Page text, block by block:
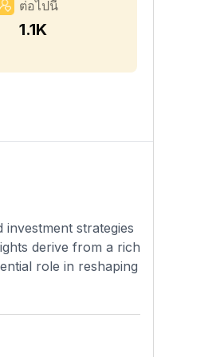
ต่อไปนี้
1.1K
strategies
derive from a rich
role in reshaping